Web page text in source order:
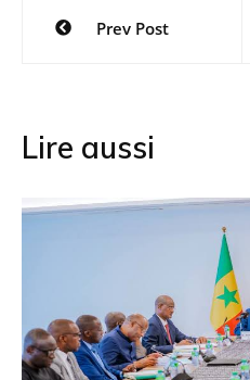
Navigation
Prev Post
Lire aussi